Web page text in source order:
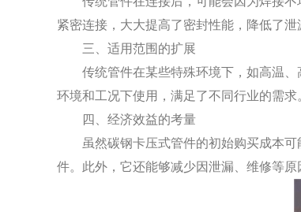
紧密连接，大大提高了密封性能，降低了泄
三、适用范围的扩展
传统管件在某些特殊环境下，如高温、
环境和工况下使用，满足了不同行业的需求
四、经济效益的考量
虽然碳钢卡压式管件的初始购买成本可
件。此外，它还能够减少因泄漏、维修等